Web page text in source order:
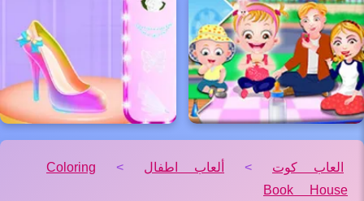
العاب كوت > ألعاب اطفال >
Coloring
Book House